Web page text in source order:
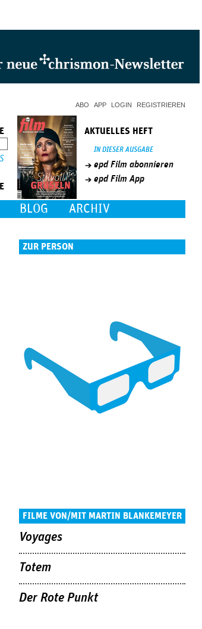
ABO APP LOGIN REGISTRIEREN
AKTUELLES HEFT
IN DIESER AUSGABE
epd Film abonnieren
epd Film App
BLOG ARCHIV
ZUR PERSON
FILME VON/MIT MARTIN BLANKEMEYER
Voyages
Totem
Der Rote Punkt